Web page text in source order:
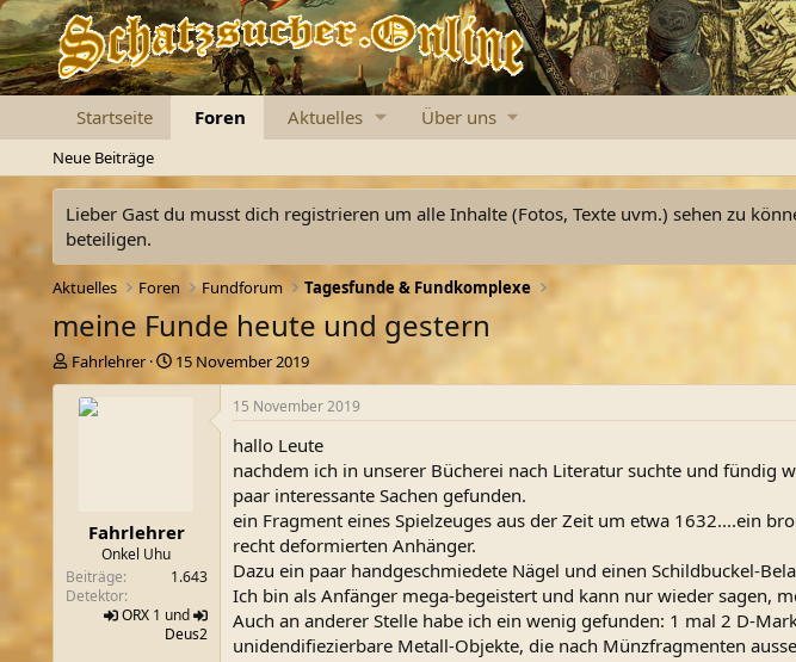
Startseite Foren Aktuelles Über uns
Neue Beiträge
Lieber Gast du musst dich registrieren um alle Inhalte (Fotos, Texte uvm.) sehen zu
beteiligen.
Aktuelles Foren Fundforum Tagesfunde & Fundkomplexe
meine Funde heute und gestern
E
r
Fahrlehrer
E
r
a
15 November 2019
Fahrlehrer
Onkel Uhu
Beiträge
1.643
Detektor
ORX1 und
Deus2
15 November 2019
hallo Leute
nachdem ich in unserer Bücherei nach Literatur suchte und fündig
paar interessante Sachen gefunden.
ein Fragment eines Spielzeuges aus der Zeit um etwa 1632....ein
recht deformierten Anhänger.
Dazu ein paar handgeschmiedete Nägel und einen Schildbuckel-
Ich bin als Anfänger mega-begeistert und kann nur wieder sagen,
Auch an anderer Stelle habe ich ein wenig gefunden: 1 mal 2 D-
unidendifiezierbare Metall-Objekte, die nach Münzfragmenten